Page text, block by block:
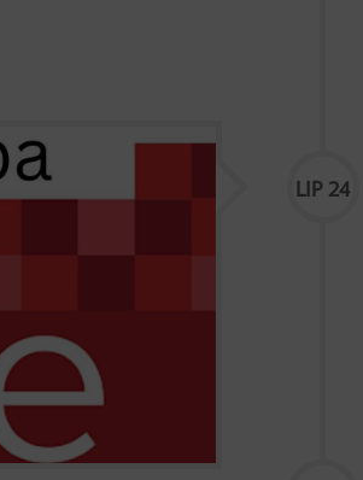
LIP 24
interaktivnu
stvarnosti
kulturne baštine.